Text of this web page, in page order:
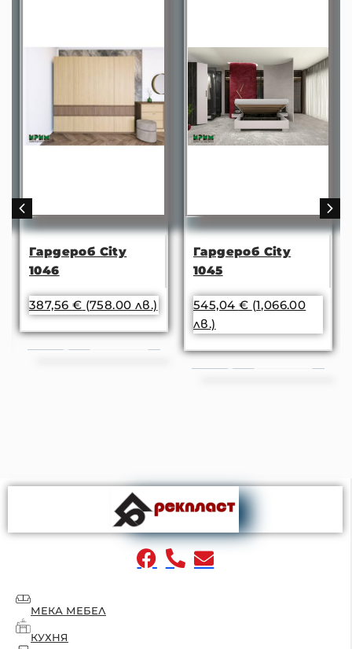
Гардероб City
1046
387,56 € (758.00 лв.)
Гардероб City
1045
545,04 € (1,066.00
лв.)
МЕКА МЕБЕЛ
КУХНЯ